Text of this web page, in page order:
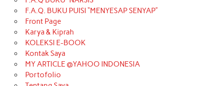
F.A.Q. BUKU PUISI “MENYESAP SENYAP”
Front Page
Karya & Kiprah
KOLEKSI E-BOOK
Kontak Saya
MY ARTICLE @YAHOO INDONESIA
Portofolio